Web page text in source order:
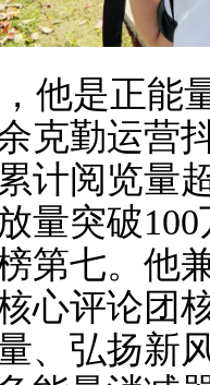
他是正能
克勤运营
计阅览量
量突破
第七。他
心评论团
、弘扬新